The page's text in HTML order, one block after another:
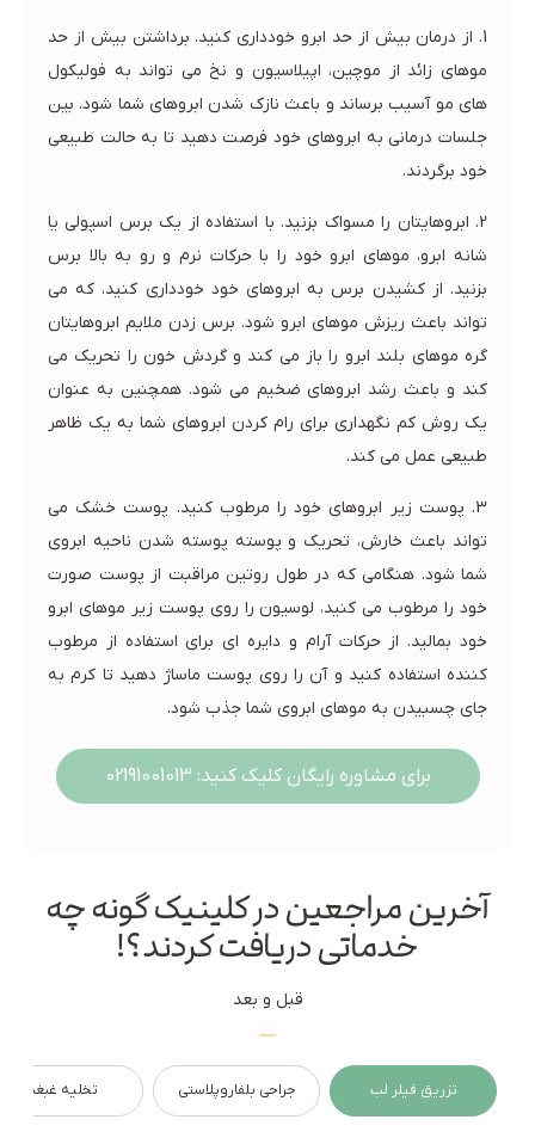
1. از درمان بیش از حد ابرو خودداری کنید. برداشتن بیش از حد
موهای زائد از موچین، اپیلاسیون و نخ می تواند به فولیکول
های مو آسیب برساند و باعث نازک شدن ابروهای شما شود. بین
جلسات درمانی به ابروهای خود فرصت دهید تا به حالت طبیعی
خود برگردند.
2. ابروهایتان را مسواک بزنید. با استفاده از یک برس اسپولی یا
شانه ابرو، موهای ابرو خود را با حرکات نرم و رو به بالا برس
بزنید. از کشیدن برس به ابروهای خود خودداری کنید، که می
تواند باعث ریزش موهای ابرو شود. برس زدن ملایم ابروهایتان
گره موهای بلند ابرو را باز می کند و گردش خون را تحریک می
کند و باعث رشد ابروهای ضخیم می شود. همچنین به عنوان
یک روش کم نگهداری برای رام کردن ابروهای شما به یک ظاهر
طبیعی عمل می کند.
3. پوست زیر ابروهای خود را مرطوب کنید. پوست خشک می
تواند باعث خارش، تحریک و پوسته پوسته شدن ناحیه ابروی
شما شود. هنگامی که در طول روتین مراقبت از پوست صورت
خود را مرطوب می کنید، لوسیون را روی پوست زیر موهای ابرو
خود بمالید. از حرکات آرام و دایره ای برای استفاده از مرطوب
کننده استفاده کنید و آن را روی پوست ماساژ دهید تا کرم به
جای چسبیدن به موهای ابروی شما جذب شود.
برای مشاوره رایگان کلیک کنید: 02191001013
آخرین مراجعین در کلینیک گونه چه
خدماتی دریافت کردند؟!
قبل و بعد
تزریق فیلر لب جراحی بلفاروپلاستی تخلیه غبغب